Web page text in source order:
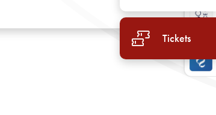
Tickets